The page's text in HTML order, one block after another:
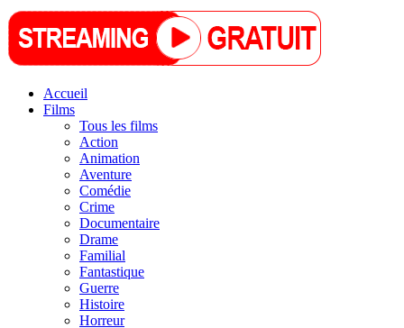
Accueil
Films
Tous les films
Action
Animation
Aventure
Comédie
Crime
Documentaire
Drame
Familial
Fantastique
Guerre
Histoire
Horreur